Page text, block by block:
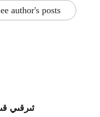
author's posts
ئىرقىي